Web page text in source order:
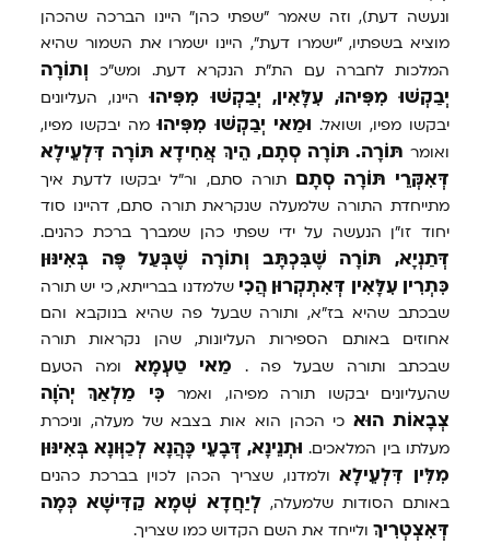
ונעשה דעת), וזה שאמר "שפתי כהן" היינו הברכה שהכהן
מוציא בשפתיו, "ישמרו דעת", היינו ישמרו את השמור שהיא
המלכות לחברה עם הת"ת הנקרא דעת. ומש"כ וְתוֹרָה
יְבַקְשׁוּ מִפִּיהוּ, עִלָּאִין, יְבַקְשׁוּ מִפִּיהוּהיינו, העליונים
יבקשו מפיו, ושואל. וּמַאי יְבַקְשׁוּ מִפִּיהוּמה יבקשו מפיו,
ואומר תּוֹרָה. תּוֹרָה סְתָם, הֵיךְ אֲחִידָא תּוֹרָה דִּלְעֵילָא
דְּאִקְּרֵי תּוֹרָה סְתָם תורה סתם, ור"ל יבקשו לדעת איך
מתייחדת התורה שלמעלה שנקראת תורה סתם, דהיינו סוד
יחוד זו"ן הנעשה על ידי שפתי כהן שמברך ברכת כהנים.
דְּתַנְיָא, תּוֹרָה שֶׁבִּכְתָּב וְתוֹרָה שֶׁבְּעַל פֶּה בְּאִינּוּן
כִּתְרִין עִלָּאִין דְּאִתְקְרוּן הֲכִי שלמדנו בברייתא, כי יש תורה
שבכתב שהיא בז"א, ותורה שבעל פה שהיא בנוקבא והם
אחוזים באותם הספירות העליונות, שהן נקראות תורה
שבכתב ותורה שבעל פה . מַאי טַעְמָא ומה הטעם
שהעליונים יבקשו תורה מפיהו, ואמר כִּי מַלְאַךְ יְהֹוָה
צְבָאוֹת הוּאכי הכהן הוא אות בצבא של מעלה, וניכרת
מעלתו בין המלאכים. וּתְנֵינָא, דְּבָעֵי כָּהֲנָא לְכַוְּונָא בְּאִינּוּן
מִלִּין דִּלְעֵילָאולמדנו, שצריך הכהן לכוין בברכת כהנים
באותם הסודות שלמעלה,לְיַחֲדָא שְׁמָא קַדִּישָׁא כְּמָה
דְּאִצְטְרִיךְ ולייחד את השם הקדוש כמו שצריך.